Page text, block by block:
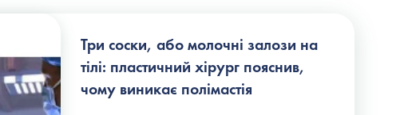
Три соски, або молочні залози на
тілі: пластичний хірург пояснив,
чому виникає полімастія